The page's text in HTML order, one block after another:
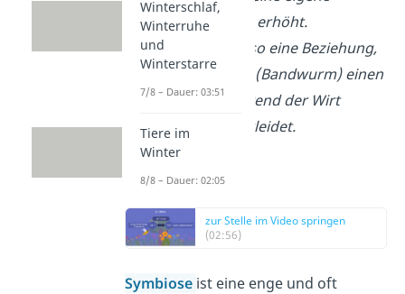
Überlebenschance erhöht.
Parasitismus ist also eine Beziehung,
bei der der Parasit (Bandwurm) einen
Nutzen zieht, während der Wirt
(Hund) Schaden erleidet.
Symbiose
zur Stelle im Video springen
(02:56)
Symbiose ist eine enge und oft
Winterschlaf,
Winterruhe
und
Winterstarre
7/8 – Dauer: 03:51
Tiere im
Winter
8/8 – Dauer: 02:05